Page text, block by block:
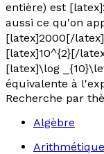
entière) est
aussi ce qu'on
[latex]2000[/
[latex]10^{2}[/
[latex]\log
équivalente à
Recherche par
Algèbre
Arithmétique